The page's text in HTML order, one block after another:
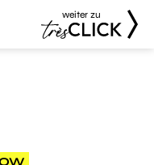
weiter zu